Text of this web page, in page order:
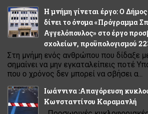
Η μνήμη γίνεται έργο: Ο
δίνει το όνομα «Πρόγραμμα
Αγγελόπουλος» στο έργο
σχολείων, προϋπολογισμού
Στη μνήμη ενός ανθρώπου που δίδαξε
σημαίνει να μην εγκαταλείπεις ποτέ
που ο χρόνος δεν μπορεί να σβήσει α...
Ιωάννινα :Απαγόρευση
Κωνσταντίνου Καραμανλή